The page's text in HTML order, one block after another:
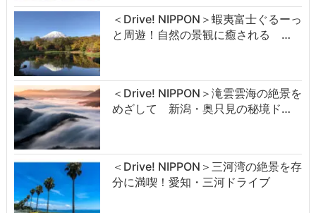
＜Drive! NIPPON＞蝦夷富士ぐるーっ
と周遊！自然の景観に癒される …
＜Drive! NIPPON＞滝雲雲海の絶景を
めざして 新潟・奥只見の秘境ド…
＜Drive! NIPPON＞三河湾の絶景を存
分に満喫！愛知・三河ドライブ